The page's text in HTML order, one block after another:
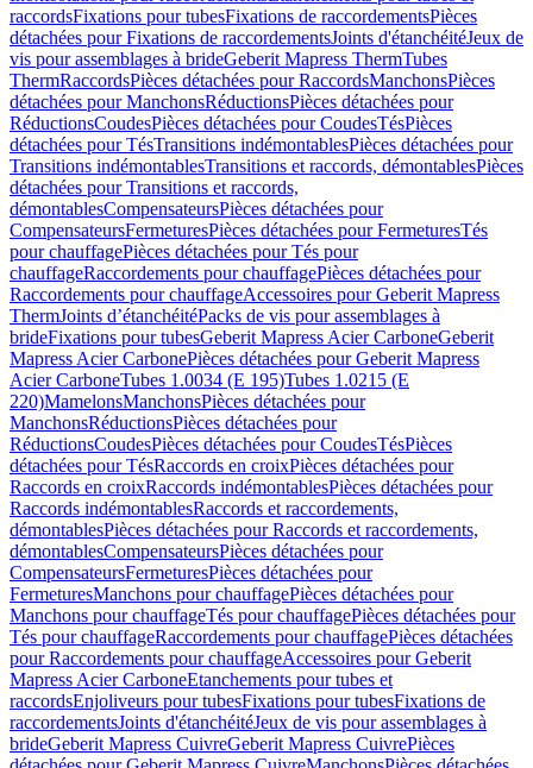
raccordsFixations pour tubesFixations de raccordementsPièces
détachées pour Fixations de raccordementsJoints d'étanchéitéJeux de
vis pour assemblages à brideGeberit Mapress ThermTubes
ThermRaccordsPièces détachées pour RaccordsManchonsPièces
détachées pour ManchonsRéductionsPièces détachées pour
RéductionsCoudesPièces détachées pour CoudesTésPièces
détachées pour TésTransitions indémontablesPièces détachées pour
Transitions indémontablesTransitions et raccords, démontablesPièces
détachées pour Transitions et raccords,
démontablesCompensateursPièces détachées pour
CompensateursFermeturesPièces détachées pour FermeturesTés
pour chauffagePièces détachées pour Tés pour
chauffageRaccordements pour chauffagePièces détachées pour
Raccordements pour chauffageAccessoires pour Geberit Mapress
ThermJoints d’étanchéitéPacks de vis pour assemblages à
brideFixations pour tubesGeberit Mapress Acier CarboneGeberit
Mapress Acier CarbonePièces détachées pour Geberit Mapress
Acier CarboneTubes 1.0034 (E 195)Tubes 1.0215 (E
220)MamelonsManchonsPièces détachées pour
ManchonsRéductionsPièces détachées pour
RéductionsCoudesPièces détachées pour CoudesTésPièces
détachées pour TésRaccords en croixPièces détachées pour
Raccords en croixRaccords indémontablesPièces détachées pour
Raccords indémontablesRaccords et raccordements,
démontablesPièces détachées pour Raccords et raccordements,
démontablesCompensateursPièces détachées pour
CompensateursFermeturesPièces détachées pour
FermeturesManchons pour chauffagePièces détachées pour
Manchons pour chauffageTés pour chauffagePièces détachées pour
Tés pour chauffageRaccordements pour chauffagePièces détachées
pour Raccordements pour chauffageAccessoires pour Geberit
Mapress Acier CarboneEtanchements pour tubes et
raccordsEnjoliveurs pour tubesFixations pour tubesFixations de
raccordementsJoints d'étanchéitéJeux de vis pour assemblages à
brideGeberit Mapress CuivreGeberit Mapress CuivrePièces